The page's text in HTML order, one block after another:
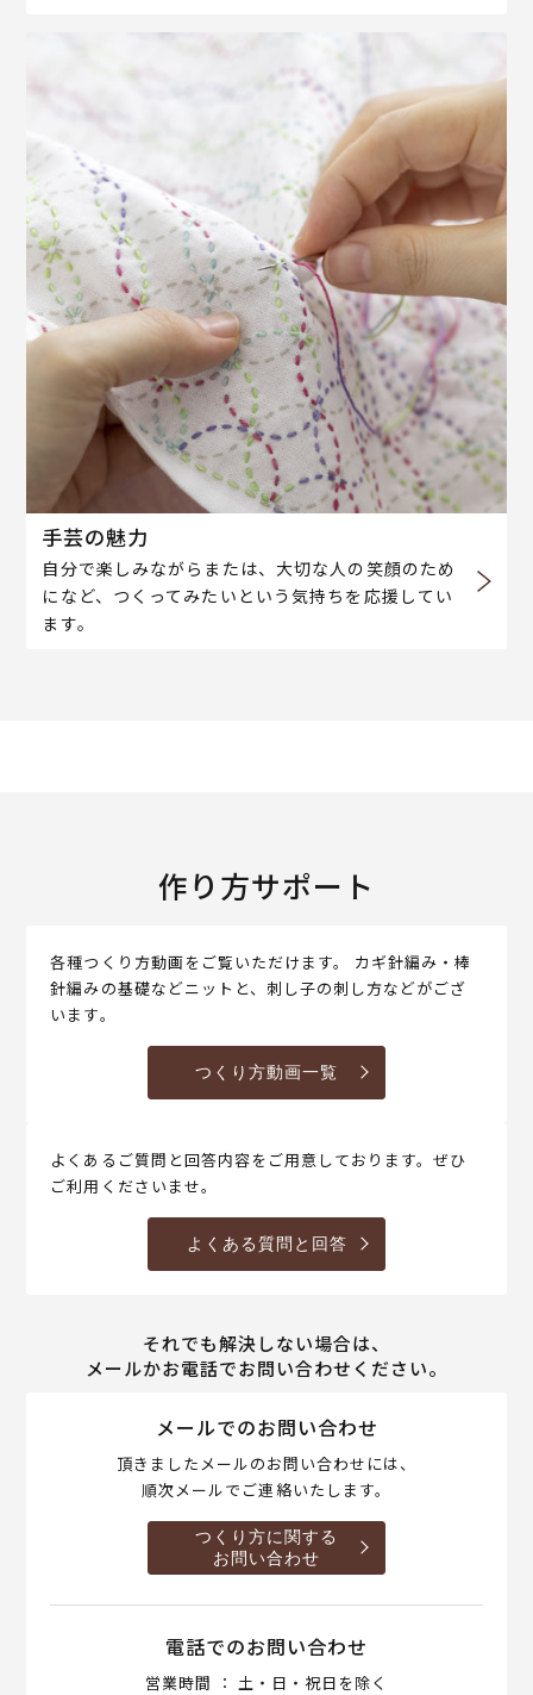
手芸の魅力
自分で楽しみながらまたは、大切な人の笑顔のため
になど、つくってみたいという気持ちを応援してい
ます。
作り方サポート
各種つくり方動画をご覧いただけます。 カギ針編み・棒
針編みの基礎などニットと、刺し子の刺し方などがござ
います。
つくり方動画一覧
よくあるご質問と回答内容をご用意しております。ぜひ
ご利用くださいませ。
よくある質問と回答
それでも解決しない場合は、
メールかお電話でお問い合わせください。
メールでのお問い合わせ
頂きましたメールのお問い合わせには、
順次メールでご連絡いたします。
つくり方に関する
お問い合わせ
電話でのお問い合わせ
営業時間 ： 土・日・祝日を除く